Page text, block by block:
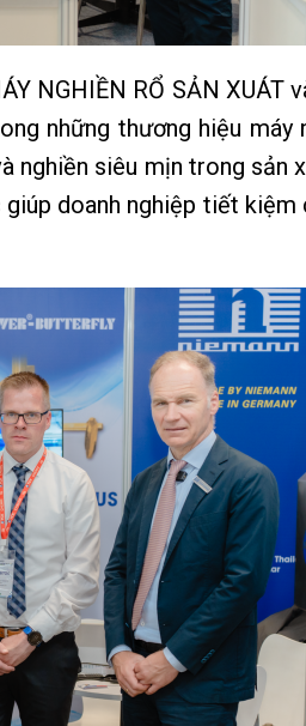
NGHIỀN RỔ SẢN XUÁT
những thương hiệu máy
nghiền siêu mịn trong sản
doanh nghiệp tiết kiệm